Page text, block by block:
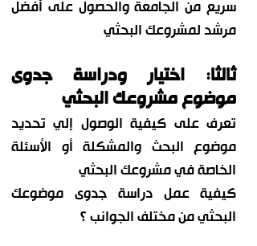
سريع من الجامعة والحصول على أفضل
مرشد لمشروعك البحثي
ثالثا: اختيار ودراسة جدوى
موضوع مشروعك البحثي
تعرف على كيفية الوصول إلي تحديد
موضوع البحث والمشكلة أو الأسئلة
الخاصة في مشروعك البحثي
كيفية عمل دراسة جدوى موضوعك
البحثي من مختلف الجوانب ؟